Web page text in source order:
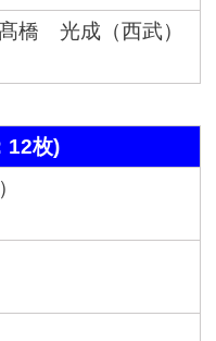
橋 光成（西武）
12枚)